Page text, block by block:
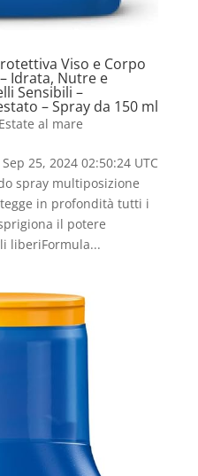
Viso e Corpo
Idrata, Nutre e
Sensibili –
– Spray da 150 ml
Estate al mare
25, 2024 02:50:24 UTC
spray multiposizione
in profondità tutti i
il potere
liberiFormula...